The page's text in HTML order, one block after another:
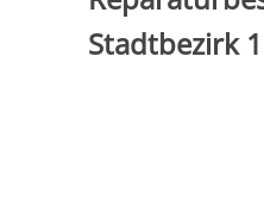
Stadtbezirk